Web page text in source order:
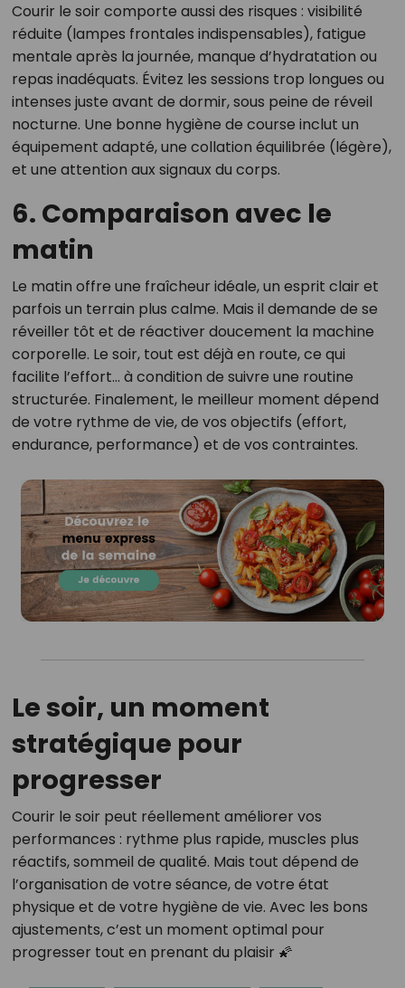
Courir le soir comporte aussi des risques : visibilité
réduite (lampes frontales indispensables), fatigue
mentale après la journée, manque d’hydratation ou
repas inadéquats. Évitez les sessions trop longues ou
intenses juste avant de dormir, sous peine de réveil
nocturne. Une bonne hygiène de course inclut un
équipement adapté, une collation équilibrée (légère),
et une attention aux signaux du corps.
6. Comparaison avec le
matin
Le matin offre une fraîcheur idéale, un esprit clair et
parfois un terrain plus calme. Mais il demande de se
réveiller tôt et de réactiver doucement la machine
corporelle. Le soir, tout est déjà en route, ce qui
facilite l’effort… à condition de suivre une routine
structurée. Finalement, le meilleur moment dépend
de votre rythme de vie, de vos objectifs (effort,
endurance, performance) et de vos contraintes.
Le soir, un moment
stratégique pour
progresser
Courir le soir peut réellement améliorer vos
performances : rythme plus rapide, muscles plus
réactifs, sommeil de qualité. Mais tout dépend de
l’organisation de votre séance, de votre état
physique et de votre hygiène de vie. Avec les bons
ajustements, c’est un moment optimal pour
progresser tout en prenant du plaisir 🌠